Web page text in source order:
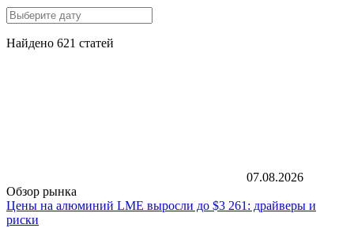
Найдено 621 статей
07.08.2026
Обзор рынка
Цены на алюминий LME выросли до $3 261: драйверы и
риски